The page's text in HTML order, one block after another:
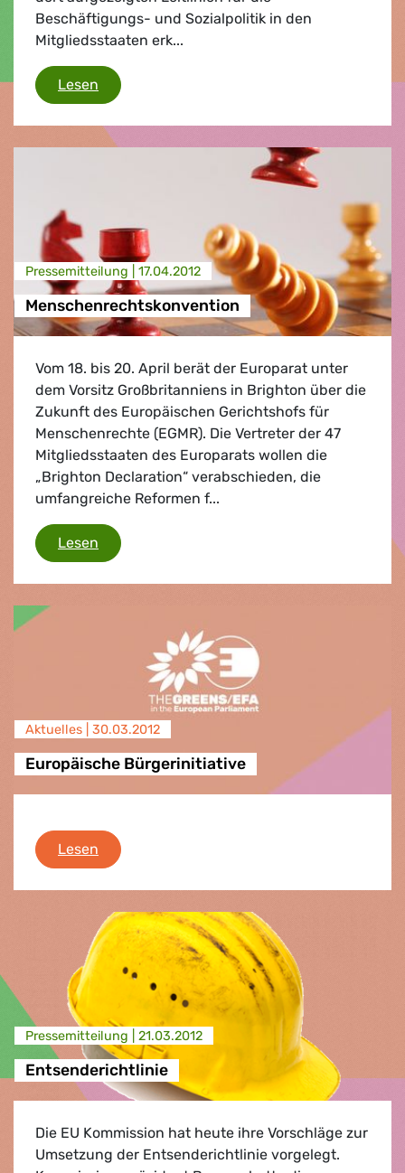
Beschäftigungs- und Sozialpolitik in den
Mitgliedsstaaten erk...
Lesen Beschäftigungspaket
Presse­mitteilung | 17.04.2012
Menschenrechtskonvention
Vom 18. bis 20. April berät der Europarat unter
dem Vorsitz Großbritanniens in Brighton über die
Zukunft des Europäischen Gerichtshofs für
Menschenrechte (EGMR). Die Vertreter der 47
Mitgliedsstaaten des Europarats wollen die
„Brighton Declaration“ verabschieden, die
umfangreiche Reformen f...
Lesen Menschenrechtskonvention
Aktuelles | 30.03.2012
Europäische Bürgerinitiative
Lesen Europäische Bürgerinitiative
Presse­mitteilung | 21.03.2012
Entsenderichtlinie
Die EU Kommission hat heute ihre Vorschläge zur
Umsetzung der Entsenderichtlinie vorgelegt.